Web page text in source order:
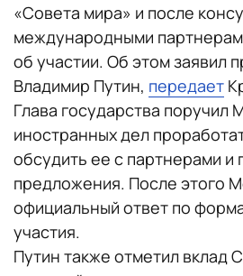
«Совета мира» и после
международными
об участии. Об этом заявил
Владимир Путин, передает
Глава государства поручил
иностранных дел
обсудить ее с партнерами и
предложения. После этого
официальный ответ по
участия.
Путин также отметил вклад